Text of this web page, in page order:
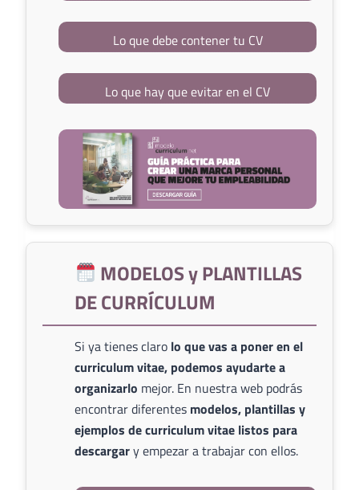
Lo que debe contener tu CV
Lo que hay que evitar en el CV
MODELOS y PLANTILLAS
DE CURRÍCULUM
Si ya tienes claro lo que vas a poner en el
curriculum vitae, podemos ayudarte a
organizarlo mejor. En nuestra web podrás
encontrar diferentes modelos, plantillas y
ejemplos de curriculum vitae listos para
descargary empezar a trabajar con ellos.